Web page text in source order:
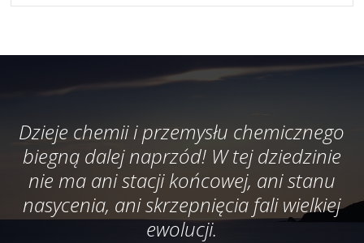
Dzieje chemii i przemysłu chemicznego
biegną dalej naprzód! W tej dziedzinie
nie ma ani stacji końcowej, ani stanu
nasycenia, ani skrzepnięcia fali wielkiej
ewolucji.